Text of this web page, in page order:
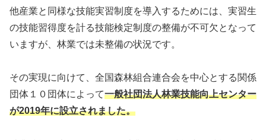
他産業と同様な技能実習制度を導入するためには、実習生
の技能習得度を計る技能検定制度の整備が不可欠となって
いますが、林業では未整備の状況です。
その実現に向けて、全国森林組合連合会を中心とする関係
団体１０団体によって一般社団法人林業技能向上センター
が2019年に設立されました。